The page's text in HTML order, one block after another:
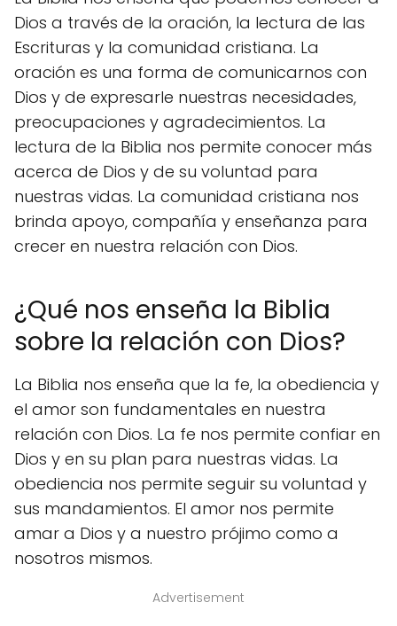
Dios a través de la oración, la lectura de las
Escrituras y la comunidad cristiana. La
oración es una forma de comunicarnos con
Dios y de expresarle nuestras necesidades,
preocupaciones y agradecimientos. La
lectura de la Biblia nos permite conocer más
acerca de Dios y de su voluntad para
nuestras vidas. La comunidad cristiana nos
brinda apoyo, compañía y enseñanza para
crecer en nuestra relación con Dios.
¿Qué nos enseña la Biblia
sobre la relación con Dios?
La Biblia nos enseña que la fe, la obediencia y
el amor son fundamentales en nuestra
relación con Dios. La fe nos permite confiar en
Dios y en su plan para nuestras vidas. La
obediencia nos permite seguir su voluntad y
sus mandamientos. El amor nos permite
amar a Dios y a nuestro prójimo como a
nosotros mismos.
Advertisement